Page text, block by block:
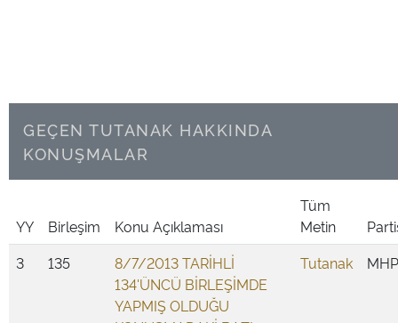
GEÇEN TUTANAK HAKKINDA
KONUŞMALAR
YY Birleşim Konu Açıklaması
Tüm
Metin
3
135
8/7/2013 TARİHLİ
134'ÜNCÜ BİRLEŞİMDE
YAPMIŞ OLDUĞU
Tutanak MHP